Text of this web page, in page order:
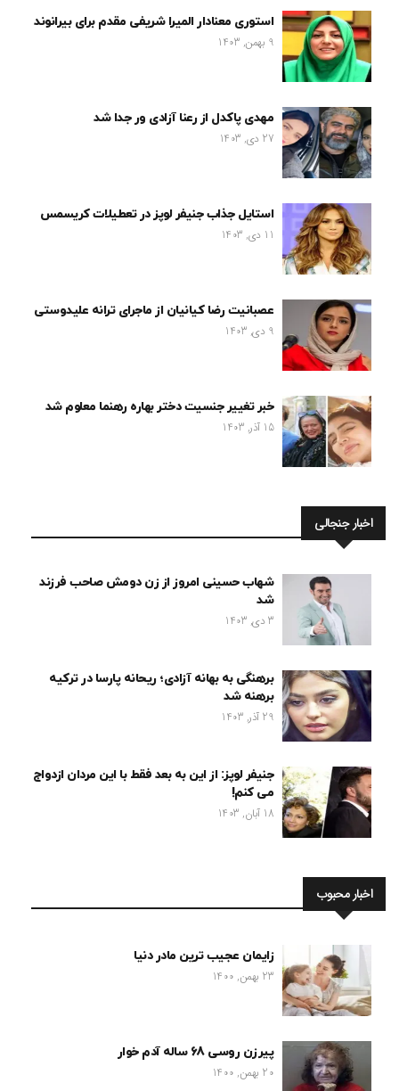
استوری معنادار المیرا شریفی مقدم برای بیرانوند
9 بهمن, 1403
مهدی پاکدل از رعنا آزادی ور جدا شد
27 دی, 1403
استایل جذاب جنیفر لوپز در تعطیلات کریسمس
11 دی, 1403
عصبانیت رضا کیانیان از ماجرای ترانه علیدوستی
9 دی, 1403
خبر تغییر جنسیت دختر بهاره رهنما معلوم شد
15 آذر, 1403
اخبار جنجالی
شهاب حسینی امروز از زن دومش صاحب فرزند
شد
3 دی, 1403
برهنگی به بهانه آزادی؛ ریحانه پارسا در ترکیه
برهنه شد
29 آذر, 1403
جنیفر لوپز: از این به بعد فقط با این مردان ازدواج
می کنم!
18 آبان, 1403
اخبار محبوب
زایمان عجیب ترین مادر دنیا
23 بهمن, 1400
پیرزن روسی 68 ساله آدم خوار
20 بهمن, 1400